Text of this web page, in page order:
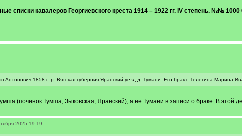
списки кавалеров Георгиевского креста 1914 – 1922 гг. IV степень. №№
Антонович 1858 г. р. Вятская губерния Яранский уезд д. Тумани. Его брак с Телегина Марина
(починок Тумша, Зыковская, Яранский), а не Тумани в записи о браке. В
2025 19:19